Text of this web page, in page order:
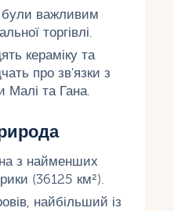
важливим
торгівлі.
кераміку та
про зв'язки з
Малі та Гана.
з найменших
(36125 км²).
найбільший із